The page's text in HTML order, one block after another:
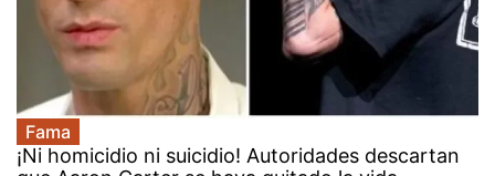
Fama
¡Ni homicidio ni suicidio! Autoridades descartan